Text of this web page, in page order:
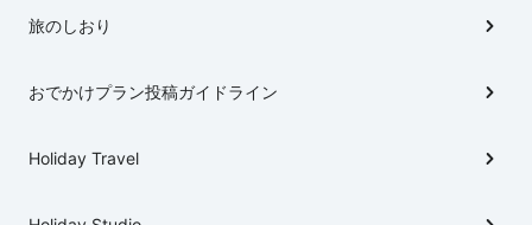
旅のしおり
おでかけプラン投稿ガイドライン
Holiday Travel